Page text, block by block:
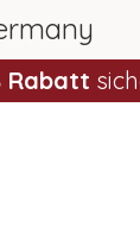
Rabatt